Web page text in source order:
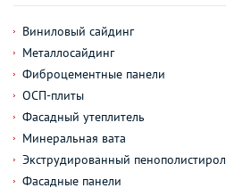
Виниловый сайдинг
Металлосайдинг
Фиброцементные панели
ОСП-плиты
Фасадный утеплитель
Минеральная вата
Экструдированный пенополистирол
Фасадные панели